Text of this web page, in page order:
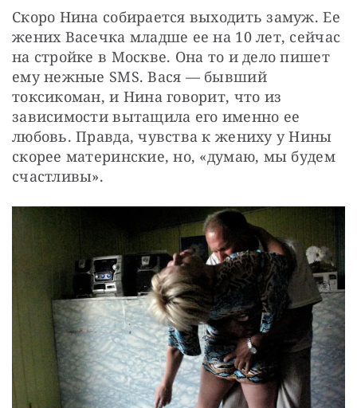
Скоро Нина собирается выходить замуж. Ее
жених Ваcечка младше ее на 10 лет, сейчас
на стройке в Москве. Она то и дело пишет
ему нежные SMS. Ваcя — бывший
токсикоман, и Нина говорит, что из
зависимости вытащила его именно ее
любовь. Правда, чувства к жениху у Нины
скорее материнские, но, «думаю, мы будем
счастливы».